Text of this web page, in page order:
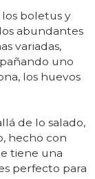
boletus y
abundantes
variadas,
uno
los huevos
de lo salado,
hecho con
tiene una
perfecto para